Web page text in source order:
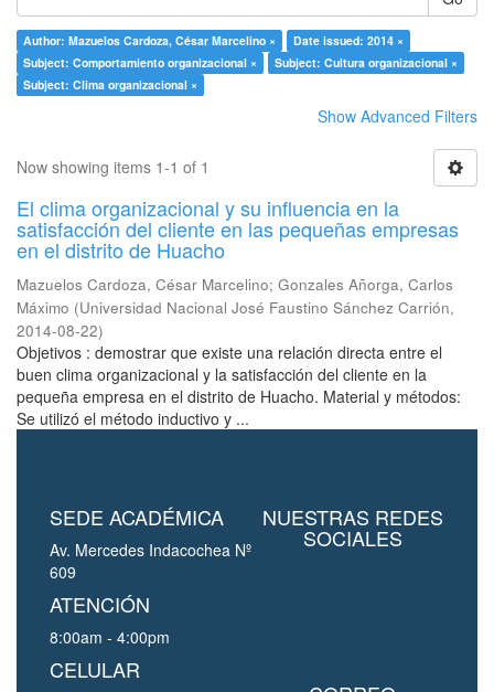
Author: Mazuelos Cardoza, César Marcelino ×
Date issued: 2014 ×
Subject: Comportamiento organizacional ×
Subject: Cultura organizacional ×
Subject: Clima organizacional ×
Show Advanced Filters
Now showing items 1-1 of 1
El clima organizacional y su influencia en la
satisfacción del cliente en las pequeñas empresas
en el distrito de Huacho
Mazuelos Cardoza, César Marcelino; Gonzales Añorga, Carlos
Máximo (Universidad Nacional José Faustino Sánchez Carrión,
2014-08-22)
Objetivos : demostrar que existe una relación directa entre el
buen clima organizacional y la satisfacción del cliente en la
pequeña empresa en el distrito de Huacho. Material y métodos:
Se utilizó el método inductivo y ...
SEDE ACADÉMICA
Av. Mercedes Indacochea Nº
609
ATENCIÓN
8:00am - 4:00pm
CELULAR
NUESTRAS REDES
SOCIALES